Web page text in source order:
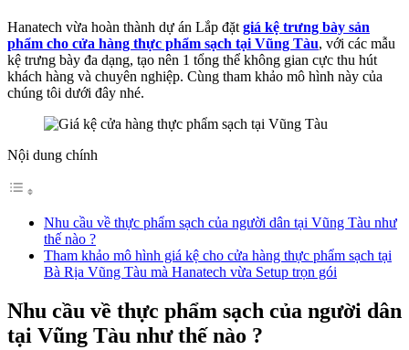
Hanatech vừa hoàn thành dự án Lắp đặt giá kệ trưng bày sản
phẩm cho cửa hàng thực phẩm sạch tại Vũng Tàu, với các mẫu
kệ trưng bày đa dạng, tạo nên 1 tổng thể không gian cực thu hút
khách hàng và chuyên nghiệp. Cùng tham khảo mô hình này của
chúng tôi dưới đây nhé.
Nội dung chính
Nhu cầu về thực phẩm sạch của người dân tại Vũng Tàu như
thế nào ?
Tham khảo mô hình giá kệ cho cửa hàng thực phẩm sạch tại
Bà Rịa Vũng Tàu mà Hanatech vừa Setup trọn gói
Nhu cầu về thực phẩm sạch của người dân
tại Vũng Tàu như thế nào ?